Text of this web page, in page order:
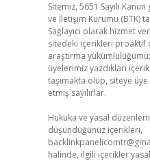
Sitemiz, 5651 Sayılı
ve İletişim Kurumu (BTK)
Sağlayıcı olarak hizmet
sitedeki içerikleri proaktif
araştırma
üyelerimiz yazdıkları
taşımakta olup, siteye
etmiş sayılırlar.
Hukuka ve yasal
düşündüğünüz içerikleri,
halinde, ilgili içerikler